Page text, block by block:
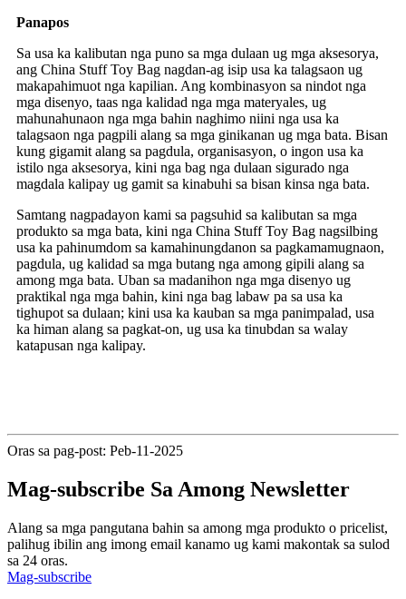
Panapos
Sa usa ka kalibutan nga puno sa mga dulaan ug mga aksesorya,
ang China Stuff Toy Bag nagdan-ag isip usa ka talagsaon ug
makapahimuot nga kapilian. Ang kombinasyon sa nindot nga
mga disenyo, taas nga kalidad nga mga materyales, ug
mahunahunaon nga mga bahin naghimo niini nga usa ka
talagsaon nga pagpili alang sa mga ginikanan ug mga bata. Bisan
kung gigamit alang sa pagdula, organisasyon, o ingon usa ka
istilo nga aksesorya, kini nga bag nga dulaan sigurado nga
magdala kalipay ug gamit sa kinabuhi sa bisan kinsa nga bata.
Samtang nagpadayon kami sa pagsuhid sa kalibutan sa mga
produkto sa mga bata, kini nga China Stuff Toy Bag nagsilbing
usa ka pahinumdom sa kamahinungdanon sa pagkamamugnaon,
pagdula, ug kalidad sa mga butang nga among gipili alang sa
among mga bata. Uban sa madanihon nga mga disenyo ug
praktikal nga mga bahin, kini nga bag labaw pa sa usa ka
tighupot sa dulaan; kini usa ka kauban sa mga panimpalad, usa
ka himan alang sa pagkat-on, ug usa ka tinubdan sa walay
katapusan nga kalipay.
Oras sa pag-post: Peb-11-2025
Mag-subscribe Sa Among Newsletter
Alang sa mga pangutana bahin sa among mga produkto o pricelist,
palihug ibilin ang imong email kanamo ug kami makontak sa sulod
sa 24 oras.
Mag-subscribe